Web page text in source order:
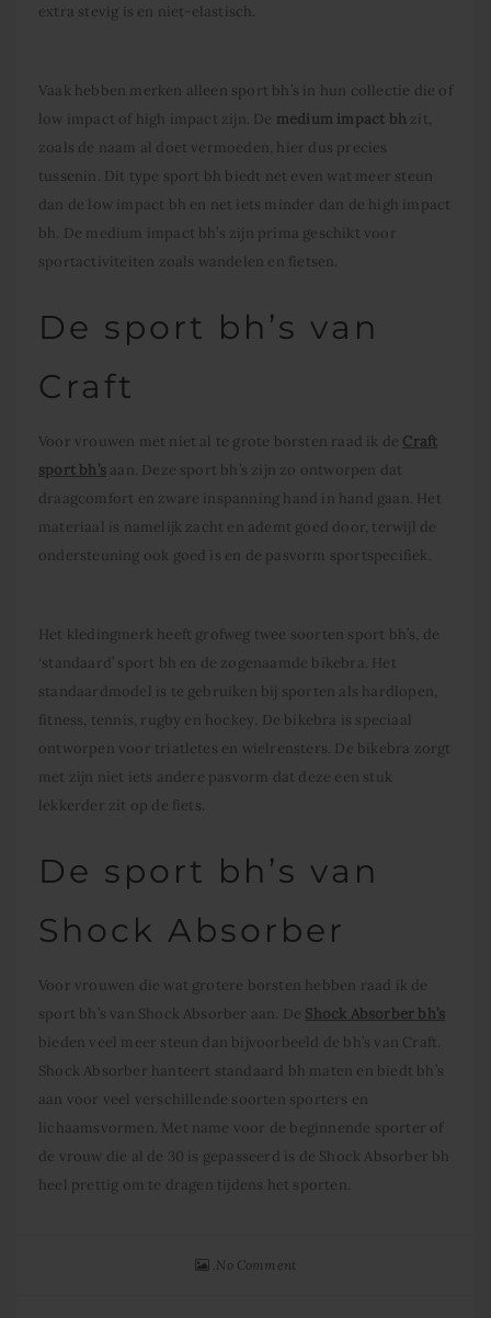
extra stevig is en niet-elastisch.
Vaak hebben merken alleen sport bh’s in hun collectie die of
low impact of high impact zijn. De medium impact bhzit,
zoals de naam al doet vermoeden, hier dus precies
tussenin. Dit type sport bh biedt net even wat meer steun
dan de low impact bh en net iets minder dan de high impact
bh. De medium impact bh’s zijn prima geschikt voor
sportactiviteiten zoals wandelen en fietsen.
De sport bh’s van
Craft
Voor vrouwen met niet al te grote borsten raad ik de Craft
sport bh’saan. Deze sport bh’s zijn zo ontworpen dat
draagcomfort en zware inspanning hand in hand gaan. Het
materiaal is namelijk zacht en ademt goed door, terwijl de
ondersteuning ook goed is en de pasvorm sportspecifiek.
Het kledingmerk heeft grofweg twee soorten sport bh’s, de
‘standaard’ sport bh en de zogenaamde bikebra. Het
standaardmodel is te gebruiken bij sporten als hardlopen,
fitness, tennis, rugby en hockey. De bikebra is speciaal
ontworpen voor triatletes en wielrensters. De bikebra zorgt
met zijn niet iets andere pasvorm dat deze een stuk
lekkerder zit op de fiets.
De sport bh’s van
Shock Absorber
Voor vrouwen die wat grotere borsten hebben raad ik de
sport bh’s van Shock Absorber aan. De Shock Absorber bh’s
bieden veel meer steun dan bijvoorbeeld de bh’s van Craft.
Shock Absorber hanteert standaard bh maten en biedt bh’s
aan voor veel verschillende soorten sporters en
lichaamsvormen. Met name voor de beginnende sporter of
de vrouw die al de 30 is gepasseerd is de Shock Absorber bh
heel prettig om te dragen tijdens het sporten.
No Comment